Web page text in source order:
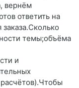
вернём
ответить на
темы;объёма
и